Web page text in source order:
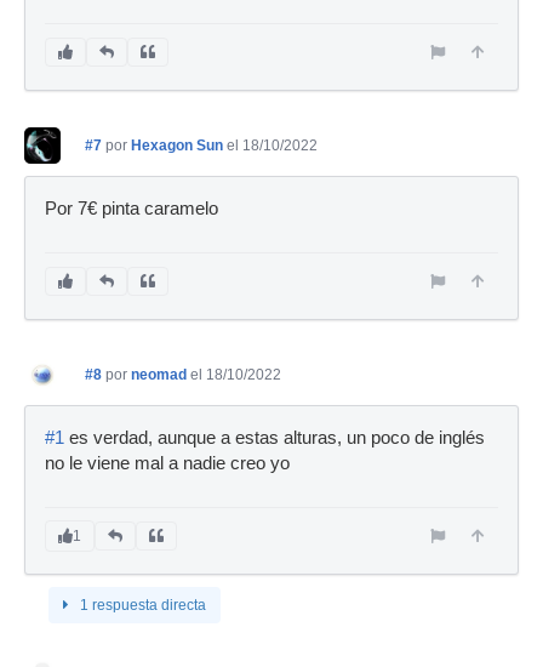
#7 por Hexagon Sun el 18/10/2022
Por 7€ pinta caramelo
#8 por neomad el 18/10/2022
#1 es verdad, aunque a estas alturas, un poco de inglés
no le viene mal a nadie creo yo
1
1 respuesta directa